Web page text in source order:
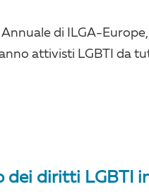
di ILGA-
attivisti LGBTI da
dei diritti LGBTI